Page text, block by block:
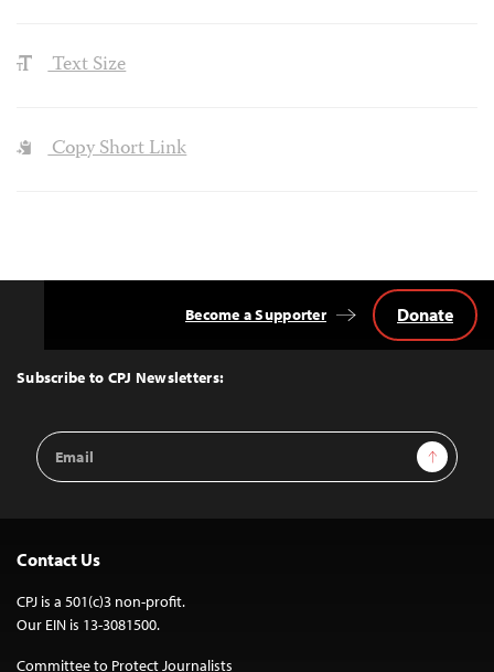
Text Size
Copy Short Link
Top
Subscribe to CPJ Newsletters:
Email
Address
Sign Up
Become a Supporter Donate
Contact Us
CPJ is a 501(c)3 non-profit.
Our EIN is 13-3081500.
Committee to Protect Journalists